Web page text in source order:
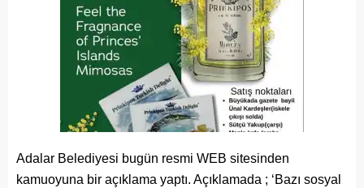
Adalar Belediyesi bugün resmi WEB sitesinden
kamuoyuna bir açıklama yaptı. Açıklamada ; ‘Bazı sosyal